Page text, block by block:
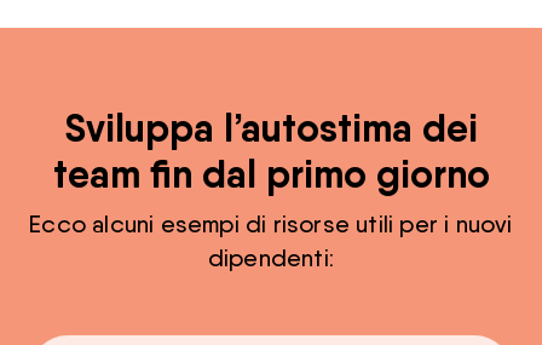
Sviluppa l’autostima dei
team fin dal primo giorno
Ecco alcuni esempi di risorse utili per i nuovi
dipendenti: